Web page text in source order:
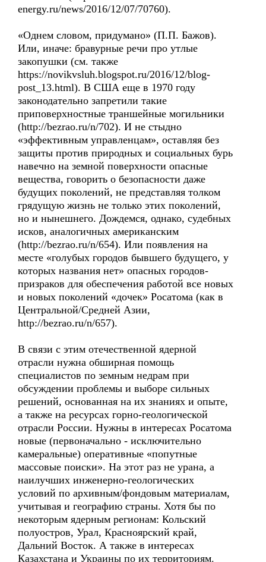
energy.ru/news/2016/12/07/70760).
«Однем словом, придумано» (П.П. Бажов).
Или, иначе: бравурные речи про утлые
закопушки (см. также
https://novikvsluh.blogspot.ru/2016/12/blog-
post_13.html). В США еще в 1970 году
законодательно запретили такие
приповерхностные траншейные могильники
(http://bezrao.ru/n/702). И не стыдно
«эффективным управленцам», оставляя без
защиты против природных и социальных бурь
навечно на земной поверхности опасные
вещества, говорить о безопасности даже
будущих поколений, не представляя толком
грядущую жизнь не только этих поколений,
но и нынешнего. Дождемся, однако, судебных
исков, аналогичных американским
(http://bezrao.ru/n/654). Или появления на
месте «голубых городов бывшего будущего, у
которых названия нет» опасных городов-
призраков для обеспечения работой все новых
и новых поколений «дочек» Росатома (как в
Центральной/Средней Азии,
http://bezrao.ru/n/657).
В связи с этим отечественной ядерной
отрасли нужна обширная помощь
специалистов по земным недрам при
обсуждении проблемы и выборе сильных
решений, основанная на их знаниях и опыте,
а также на ресурсах горно-геологической
отрасли России. Нужны в интересах Росатома
новые (первоначально - исключительно
камеральные) оперативные «попутные
массовые поиски». На этот раз не урана, а
наилучших инженерно-геологических
условий по архивным/фондовым материалам,
учитывая и географию страны. Хотя бы по
некоторым ядерным регионам: Кольский
полуостров, Урал, Красноярский край,
Дальний Восток. А также в интересах
Казахстана и Украины по их территориям.